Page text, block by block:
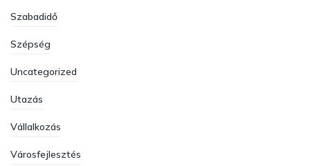
Szabadidő
Szépség
Uncategorized
Utazás
Vállalkozás
Városfejlesztés